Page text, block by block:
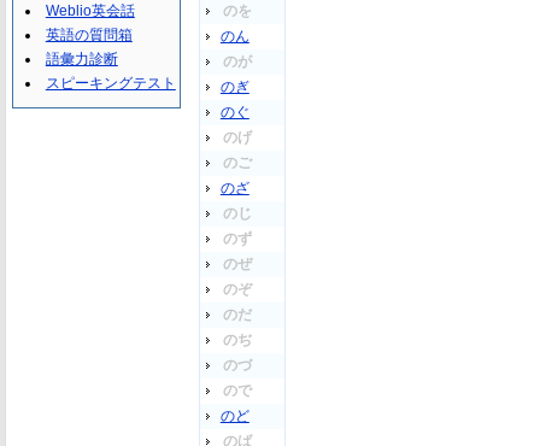
のを
のん
のが
のぎ
のぐ
のげ
のご
のざ
のじ
のず
のぜ
のぞ
のだ
のぢ
のづ
ので
のど
のば
Weblio英会話
英語の質問箱
語彙力診断
スピーキングテスト